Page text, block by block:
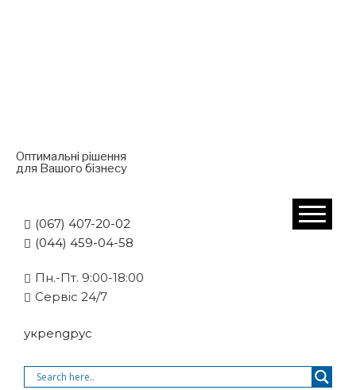
Оптимальні рішення
для Вашого бізнесу
(067) 407-20-02
(044) 459-04-58
Пн.-Пт. 9:00-18:00
Cервіс 24/7
укрengрус